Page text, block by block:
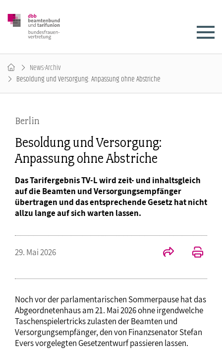
News-Archiv
Besoldung und Versorgung: Anpassung ohne Abstriche
Berlin
Besoldung und Versorgung:
Anpassung ohne Abstriche
Das Tarifergebnis TV-L wird zeit- und inhaltsgleich
auf die Beamten und Versorgungsempfänger
übertragen und das entsprechende Gesetz hat nicht
allzu lange auf sich warten lassen.
29. Mai 2026
Noch vor der parlamentarischen Sommerpause hat das
Abgeordnetenhaus am 21. Mai 2026 ohne irgendwelche
Taschenspielertricks zulasten der Beamten und
Versorgungsempfänger, den von Finanzsenator Stefan
Evers vorgelegten Gesetzentwurf passieren lassen.